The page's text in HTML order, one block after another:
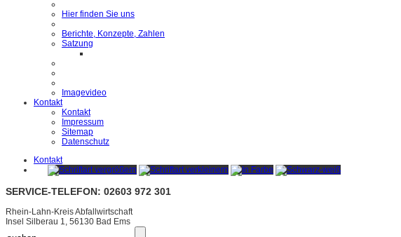
Hier finden Sie uns
Berichte, Konzepte, Zahlen
Satzung
Imagevideo
Kontakt
Kontakt
Impressum
Sitemap
Datenschutz
Kontakt
SERVICE-TELEFON: 02603 972 301
Rhein-Lahn-Kreis Abfallwirtschaft
Insel Silberau 1, 56130 Bad Ems